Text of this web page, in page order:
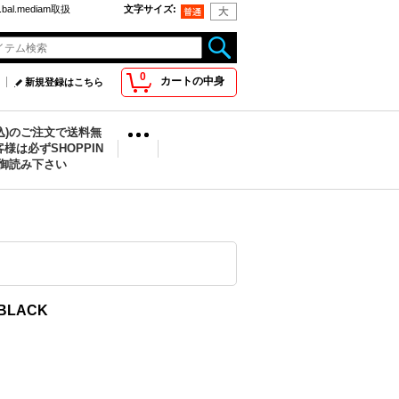
取扱 文字サイズ:
0 カートの中身
新規登録はこちら
)のご注文で送料無
は必ずSHOPPIN
読み下さい